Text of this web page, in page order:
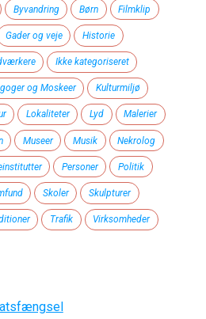
Byvandring Børn Filmklip
Gader og veje Historie
Ikke kategoriseret
og Moskeer Kulturmiljø
Lokaliteter Lyd Malerier
Museer Musik Nekrolog
Personer Politik
Skoler Skulpturer
Trafik Virksomheder